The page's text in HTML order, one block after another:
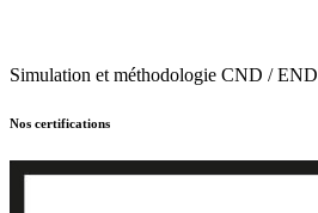
Simulation et méthodologie CND / END
Nos certifications